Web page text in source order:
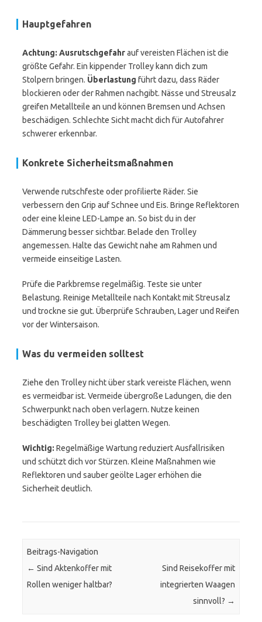
Hauptgefahren
Achtung: Ausrutschgefahrauf vereisten Flächen ist die
größte Gefahr. Ein kippender Trolley kann dich zum
Stolpern bringen. Überlastung führt dazu, dass Räder
blockieren oder der Rahmen nachgibt. Nässe und Streusalz
greifen Metallteile an und können Bremsen und Achsen
beschädigen. Schlechte Sicht macht dich für Autofahrer
schwerer erkennbar.
Konkrete Sicherheitsmaßnahmen
Verwende rutschfeste oder profilierte Räder. Sie
verbessern den Grip auf Schnee und Eis. Bringe Reflektoren
oder eine kleine LED-Lampe an. So bist du in der
Dämmerung besser sichtbar. Belade den Trolley
angemessen. Halte das Gewicht nahe am Rahmen und
vermeide einseitige Lasten.
Prüfe die Parkbremse regelmäßig. Teste sie unter
Belastung. Reinige Metallteile nach Kontakt mit Streusalz
und trockne sie gut. Überprüfe Schrauben, Lager und Reifen
vor der Wintersaison.
Was du vermeiden solltest
Ziehe den Trolley nicht über stark vereiste Flächen, wenn
es vermeidbar ist. Vermeide übergroße Ladungen, die den
Schwerpunkt nach oben verlagern. Nutze keinen
beschädigten Trolley bei glatten Wegen.
Wichtig: Regelmäßige Wartung reduziert Ausfallrisiken
und schützt dich vor Stürzen. Kleine Maßnahmen wie
Reflektoren und sauber geölte Lager erhöhen die
Sicherheit deutlich.
Beitrags-Navigation
← Sind Aktenkoffer mit
Rollen weniger haltbar?
Sind Reisekoffer mit
integrierten Waagen
sinnvoll? →